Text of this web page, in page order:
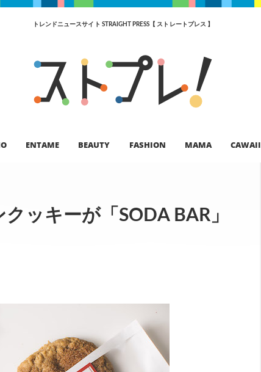
トレンドニュースサイト STRAIGHT PRESS【 ストレートプレス 】
ENTAME BEAUTY FASHION MAMA CAWAII
ッキーが「SODA BAR」